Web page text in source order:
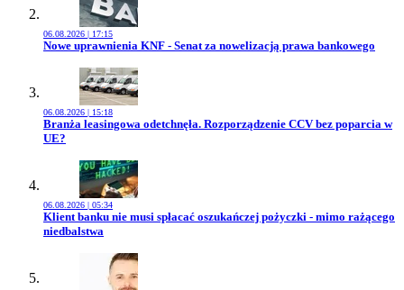
06.08.2026 | 17:15
Przejdź do artykułu:
Nowe uprawnienia KNF - Senat za nowelizacją prawa bankowego
06.08.2026 | 15:18
Przejdź do artykułu:
Branża leasingowa odetchnęła. Rozporządzenie CCV bez poparcia w
UE?
06.08.2026 | 05:34
Przejdź do artykułu:
Klient banku nie musi spłacać oszukańczej pożyczki - mimo rażącego
niedbalstwa